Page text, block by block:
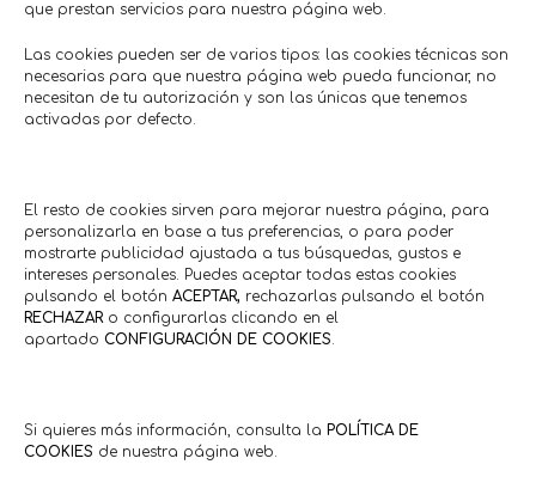
que prestan servicios para nuestra página web.
Las cookies pueden ser de varios tipos: las cookies técnicas son
necesarias para que nuestra página web pueda funcionar, no
necesitan de tu autorización y son las únicas que tenemos
activadas por defecto.
El resto de cookies sirven para mejorar nuestra página, para
personalizarla en base a tus preferencias, o para poder
mostrarte publicidad ajustada a tus búsquedas, gustos e
intereses personales. Puedes aceptar todas estas cookies
pulsando el botón ACEPTAR, rechazarlas pulsando el botón
RECHAZARo configurarlas clicando en el
apartado CONFIGURACIÓN DE COOKIES.
Si quieres más información, consulta la POLÍTICA DE
COOKIES de nuestra página web.
Tus cupones, siempre
en tu móvil
smartphone, descarga tu QR al instante y
preséntalo en la tienda. Rápido, cómodo y 100%
digital.
Apoya el comercio local,
mejora tu ciudad